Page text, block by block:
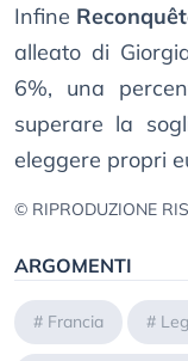
Infine
alleato di
6%, una
superare la
eleggere propri
© RIPRODUZIONE
ARGOMENTI
# Francia #